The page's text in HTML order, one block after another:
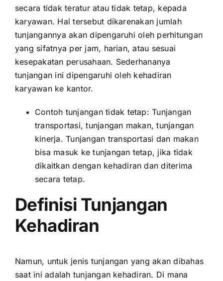
secara tidak teratur atau tidak tetap, kepada
karyawan. Hal tersebut dikarenakan jumlah
tunjangannya akan dipengaruhi oleh perhitungan
yang sifatnya per jam, harian, atau sesuai
kesepakatan perusahaan. Sederhananya
tunjangan ini dipengaruhi oleh kehadiran
karyawan ke kantor.
Contoh tunjangan tidak tetap: Tunjangan
transportasi, tunjangan makan, tunjangan
kinerja. Tunjangan transportasi dan makan
bisa masuk ke tunjangan tetap, jika tidak
dikaitkan dengan kehadiran dan diterima
secara tetap.
Definisi Tunjangan
Kehadiran
Namun, untuk jenis tunjangan yang akan dibahas
saat ini adalah tunjangan kehadiran. Di mana